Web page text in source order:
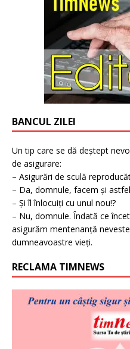
BANCUL ZILEI
Un tip care se dă deștept
de asigurare:
– Asigurări de sculă
– Da, domnule, facem și
– Și îl înlocuiți cu unul nou!?
– Nu, domnule. Îndată ce
asigurăm mentenanță
dumneavoastre vieți.
RECLAMA TIMNEWS